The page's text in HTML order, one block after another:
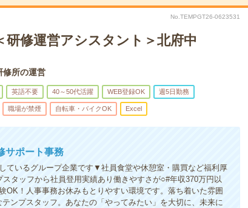
No.TEMPGT26-0623531
研修運営アシスタント＞北府中
修所の運営
英語不要 40～50代活躍 WEB登録OK 週5日勤務
職場が禁煙 自転車・バイクOK Excel
サポート事務
ているグループ企業です▼社員食堂や休憩室・購買など福利厚
タッフから社員登用実績あり働きやすさが○#年収370万円以
！人事事務お休みもとりやすい環境です。落ち着いた雰囲
ンプスタッフ。あなたの「やってみたい」を大切に、未来に